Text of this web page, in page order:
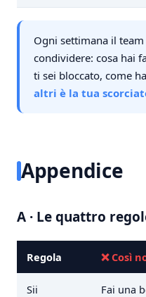
Ogni settimana il
condividere: cosa hai
ti sei bloccato, come
altri è la tua
Appendice
A · Le quattro
Regola ❌ Così
Sii
Fai una